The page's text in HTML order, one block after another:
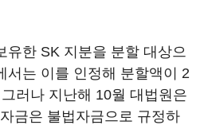
유한 SK 지분을 분할 대상으
서는 이를 인정해 분할액이 2
러나 지난해 10월 대법원은
금은 불법자금으로 규정하